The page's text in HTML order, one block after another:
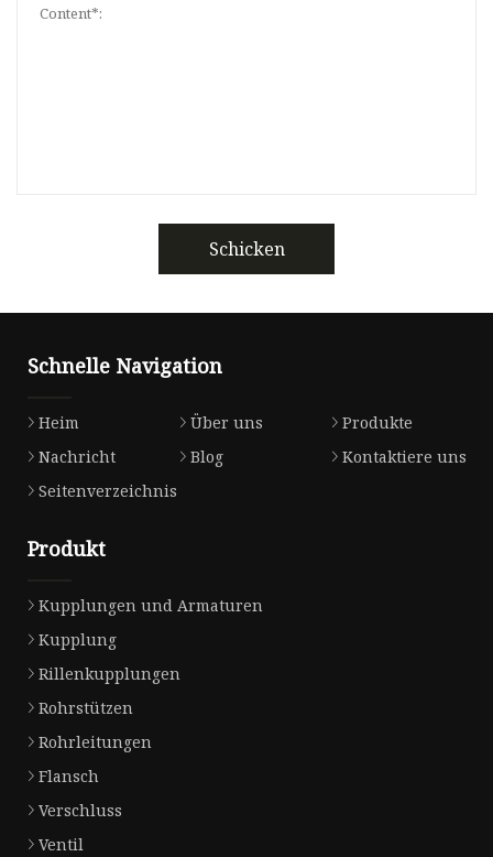
Schicken
Schnelle Navigation
Heim Über uns
Produkte
Nachricht
Blog
Kontaktiere uns
Seitenverzeichnis
Produkt
Kupplungen und Armaturen
Kupplung
Rillenkupplungen
Rohrstützen
Rohrleitungen
Flansch
Verschluss
Ventil